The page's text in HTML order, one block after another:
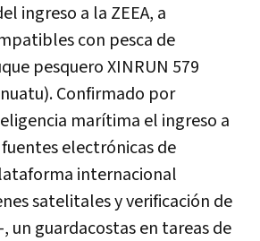
ingreso a la ZEEA, a
con pesca de
pesquero XINRUN 579
Confirmado por
marítima el ingreso a
electrónicas de
internacional
satelitales y verificación de
un guardacostas en tareas de